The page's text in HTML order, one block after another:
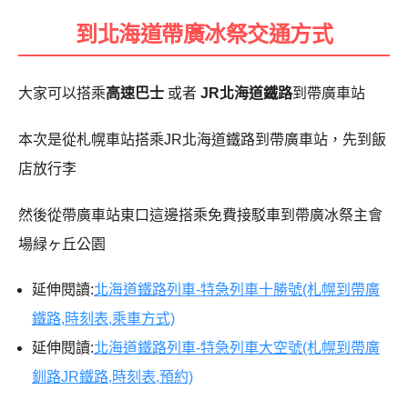
到北海道帶廣冰祭交通方式
大家可以搭乘高速巴士 或者 JR北海道鐵路到帶廣車站
本次是從札幌車站搭乘JR北海道鐵路到帶廣車站，先到飯
店放行李
然後從帶廣車站東口這邊搭乘免費接駁車到帶廣冰祭主會
場緑ヶ丘公園
延伸閱讀:北海道鐵路列車-特急列車十勝號(札幌到帶廣
鐵路,時刻表,乘車方式)
延伸閱讀:北海道鐵路列車-特急列車大空號(札幌到帶廣
釧路JR鐵路,時刻表,預約)